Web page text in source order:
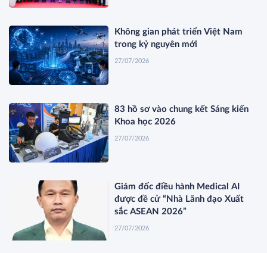
Không gian phát triển Việt Nam
trong kỷ nguyên mới
27/07/2026
83 hồ sơ vào chung kết Sáng kiến
Khoa học 2026
27/07/2026
Giám đốc điều hành Medical AI
được đề cử “Nhà Lãnh đạo Xuất
sắc ASEAN 2026”
27/07/2026